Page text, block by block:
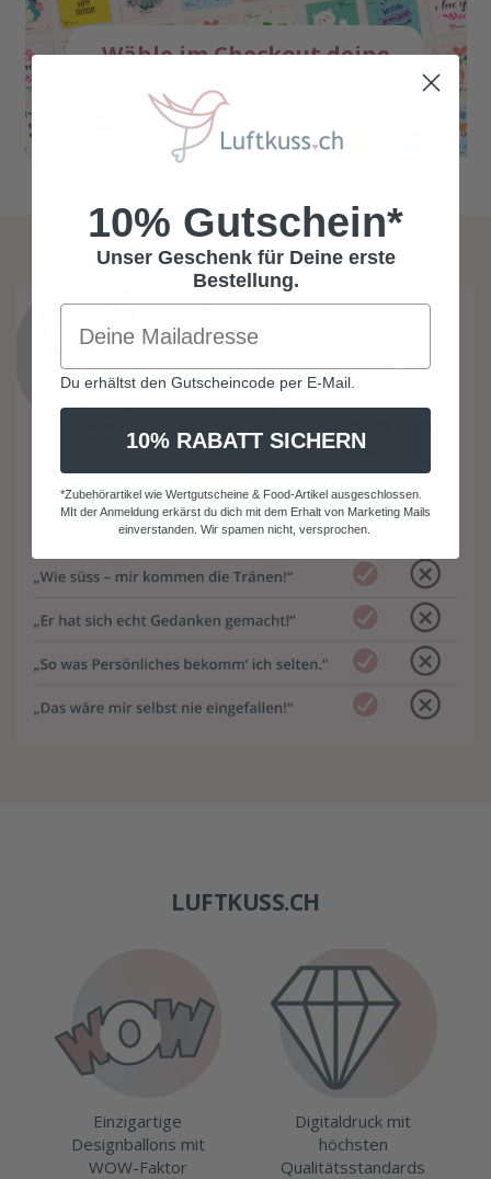
Wähle im Checkout deine
LUFTKUSS.CH
Einzigartige
Designballons mit
WOW-Faktor
Digitaldruck mit
höchsten
Qualitätsstandards
10% Gutschein*
Unser Geschenk für Deine erste
Bestellung.
Du erhältst den Gutscheincode per E-Mail.
10% RABATT SICHERN
*Zubehörartikel wie Wertgutscheine & Food-Artikel ausgeschlossen.
MIt der Anmeldung erkärst du dich mit dem Erhalt von Marketing Mails
einverstanden. Wir spamen nicht, versprochen.